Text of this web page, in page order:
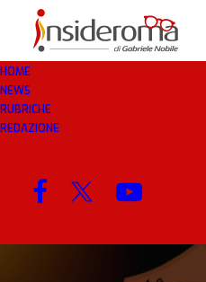
HOME
NEWS
RUBRICHE
REDAZIONE
11 GEN 2019